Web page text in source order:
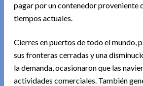
pagar por un contenedor proveniente
tiempos actuales.
Cierres en puertos de todo el mundo,
sus fronteras cerradas y una
la demanda, ocasionaron que las
actividades comerciales. También